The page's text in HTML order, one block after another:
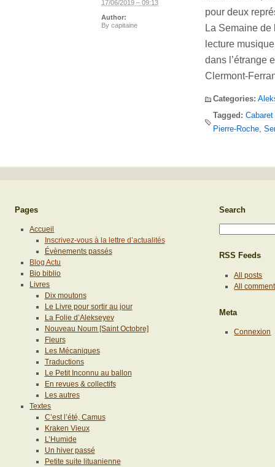
pour deux
La Semaine
lecture
dans l’étrange
Clermont-
Categories:
Tagged:
Pierre-Roche,
17/06/2019 – 09:13
Author:
By capitaine
Pages
Accueil
Inscrivez-vous à la lettre d’actualités
Évènements passés
Blog Actu
Bio biblio
Livres
Dix moutons
Le Livre pour sortir au jour
La Folie d’Alekseyev
Nouveau Noum [Saint Octobre]
Fleurs
Les Mécaniques
Traductions
Le Petit Inconnu au ballon
En revues & collectifs
Les autres
Textes
C’est l’été, Camus
Kraken Vieux
L’Humide
Un hiver passé
Petite suite lituanienne
Search
RSS Feeds
All posts
All
Meta
Connexion